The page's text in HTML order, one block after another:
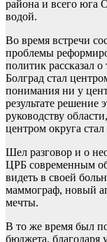
района и всего юга
водой.
Во время встречи
проблемы
политик рассказал
Болград стал
понимания ни у
результате решение
руководству
центром округа
Шел разговор и о
ЦРБ современным
видеть в своей
маммограф, новый
мечты.
В то же время был
бюджета,